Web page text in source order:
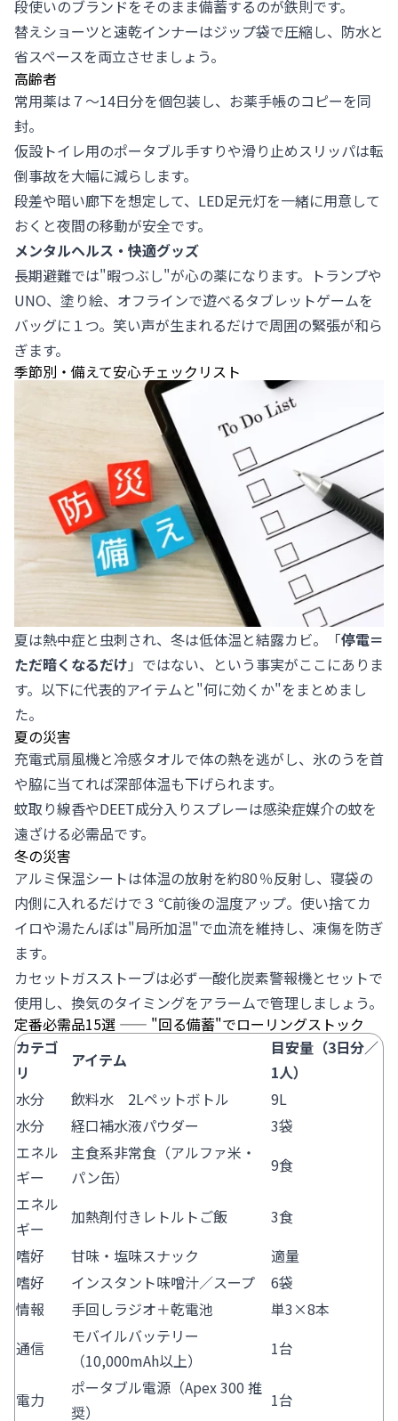
段使いのブランドをそのまま備蓄するのが鉄則です。
替えショーツと速乾インナーはジップ袋で圧縮し、防水と
省スペースを両立させましょう。
高齢者
常用薬は７〜14日分を個包装し、お薬手帳のコピーを同
封。
仮設トイレ用のポータブル手すりや滑り止めスリッパは転
倒事故を大幅に減らします。
段差や暗い廊下を想定して、LED足元灯を一緒に用意して
おくと夜間の移動が安全です。
メンタルヘルス・快適グッズ
長期避難では"暇つぶし"が心の薬になります。トランプや
UNO、塗り絵、オフラインで遊べるタブレットゲームを
バッグに１つ。笑い声が生まれるだけで周囲の緊張が和ら
ぎます。
季節別・備えて安心チェックリスト
夏は熱中症と虫刺され、冬は低体温と結露カビ。「停電＝
ただ暗くなるだけ 」ではない、という事実がここにありま
す。以下に代表的アイテムと"何に効くか"をまとめまし
た。
夏の災害
充電式扇風機と冷感タオルで体の熱を逃がし、氷のうを首
や脇に当てれば深部体温も下げられます。
蚊取り線香やDEET成分入りスプレーは感染症媒介の蚊を
遠ざける必需品です。
冬の災害
アルミ保温シートは体温の放射を約80 ％反射し、寝袋の
内側に入れるだけで３ ℃前後の温度アップ。使い捨てカ
イロや湯たんぽは"局所加温"で血流を維持し、凍傷を防ぎ
ます。
カセットガスストーブは必ず一酸化炭素警報機とセットで
使用し、換気のタイミングをアラームで管理しましょう。
定番必需品15選 —— "回る備蓄"でローリングストック
カテゴ
リ
アイテム
目安量（3日分／
1人）
水分
飲料水 2Lペットボトル
9L
水分
経口補水液パウダー
3袋
エネル
ギー
主食系非常食（アルファ米・
パン缶）
9食
エネル
ギー
加熱剤付きレトルトご飯
3食
嗜好
甘味・塩味スナック
適量
嗜好
インスタント味噌汁／スープ
6袋
情報
手回しラジオ＋乾電池
単3×8本
通信
モバイルバッテリー
（10,000mAh以上）
1台
電力
ポータブル電源（Apex 300 推
奨）
1台